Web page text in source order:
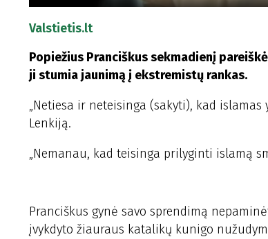
Valstietis.lt
Popiežius Pranciškus sekmadienį
ji stumia jaunimą į ekstremistų rankas.
„Netiesa ir neteisinga (sakyti), kad
Lenkiją.
„Nemanau, kad teisinga prilyginti islamą
Pranciškus gynė savo sprendimą
įvykdyto žiauraus katalikų kunigo